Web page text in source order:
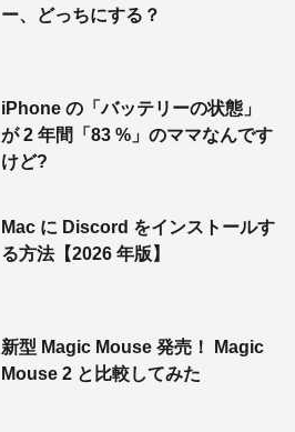
ー、どっちにする？
iPhone の「バッテリーの状態」
が 2 年間「83 %」のママなんです
けど?
Mac に Discord をインストールす
る方法【2026 年版】
新型 Magic Mouse 発売！ Magic
Mouse 2 と比較してみた